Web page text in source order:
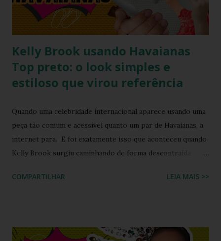
união perfeita entre a tradição nordestina e a modernidade
urbana que o seu guarda-ro...
Kelly Brook usando Havaianas
Top preto: o look simples e
estiloso que virou referência
Quando uma celebridade internacional aparece usando uma
peça tão comum e acessível quanto um par de Havaianas, a
internet para. E foi exatamente isso que aconteceu quando
Kelly Brook surgiu caminhando de forma descontraída
que se tornou rapidamente uma inspiração para fãs de
“estilo real da vida real”: confortável, descomplicado e
COMPARTILHAR LEIA MAIS >>